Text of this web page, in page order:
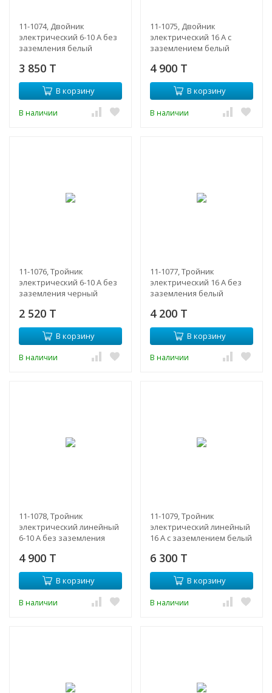
11-1074, Двойник
электрический 6-10 А без
заземления белый
3 850 T
В корзину
В наличии
11-1075, Двойник
электрический 16 А с
заземлением белый
4 900 T
В корзину
В наличии
11-1076, Тройник
электрический 6-10 А без
заземления черный
2 520 T
В корзину
В наличии
11-1077, Тройник
электрический 16 А без
заземления белый
4 200 T
В корзину
В наличии
11-1078, Тройник
электрический линейный
6-10 А без заземления
4 900 T
В корзину
В наличии
11-1079, Тройник
электрический линейный
16 А с заземлением белый
6 300 T
В корзину
В наличии